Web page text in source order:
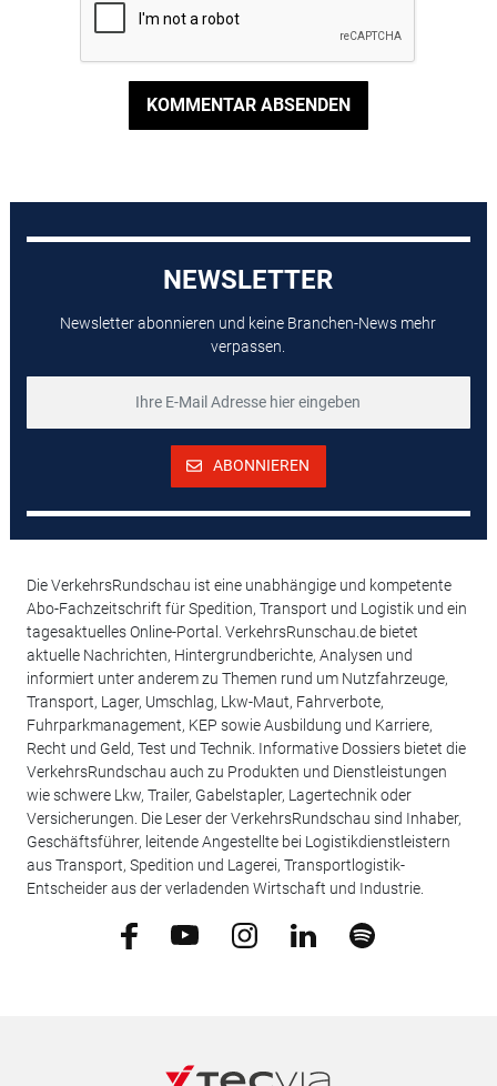
KOMMENTAR ABSENDEN
NEWSLETTER
Newsletter abonnieren und keine Branchen-News mehr
verpassen.
ABONNIEREN
Die VerkehrsRundschau ist eine unabhängige und kompetente
Abo-Fachzeitschrift für Spedition, Transport und Logistik und ein
tagesaktuelles Online-Portal. VerkehrsRunschau.de bietet
aktuelle Nachrichten, Hintergrundberichte, Analysen und
informiert unter anderem zu Themen rund um Nutzfahrzeuge,
Transport, Lager, Umschlag, Lkw-Maut, Fahrverbote,
Fuhrparkmanagement, KEP sowie Ausbildung und Karriere,
Recht und Geld, Test und Technik. Informative Dossiers bietet die
VerkehrsRundschau auch zu Produkten und Dienstleistungen
wie schwere Lkw, Trailer, Gabelstapler, Lagertechnik oder
Versicherungen. Die Leser der VerkehrsRundschau sind Inhaber,
Geschäftsführer, leitende Angestellte bei Logistikdienstleistern
aus Transport, Spedition und Lagerei, Transportlogistik-
Entscheider aus der verladenden Wirtschaft und Industrie.